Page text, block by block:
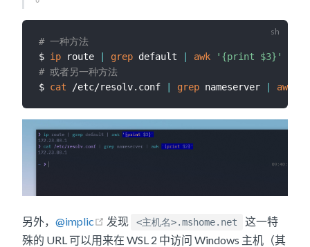
# 一种方法
$ ip route grep default awk
'{print $3}'
# 或者另一种方法
$ cat /etc/resolv.conf grep nameserver awk
另外， @implic 发现 <主机名>.mshome.net
这一特
殊的 URL 可以用来在 WSL 2 中访问 Windows 主机（其